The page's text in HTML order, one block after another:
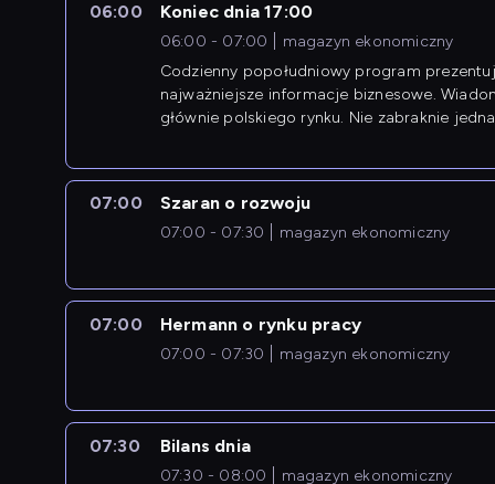
06:00 Koniec dnia 17:00
06:00 - 07:00
magazyn ekonomiczny
Codzienny popołudniowy program
najważniejsze informacje biznesowe.
głównie polskiego rynku. Nie zabraknie
07:00 Szaran o rozwoju
07:00 - 07:30 magazyn ekonomiczny
07:00 Hermann o rynku pracy
07:00 - 07:30 magazyn ekonomiczny
07:30 Bilans dnia
07:30 - 08:00 magazyn ekonomiczny